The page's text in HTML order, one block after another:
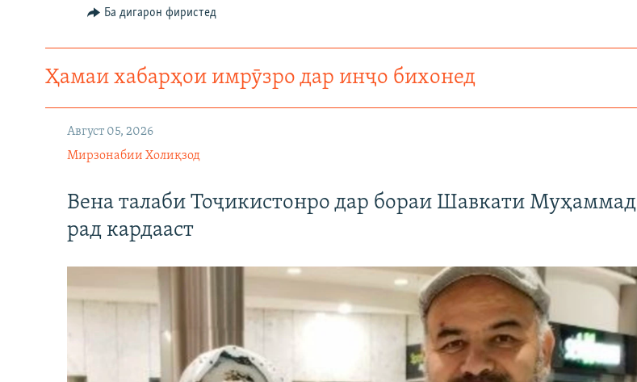
Ба дигарон фиристед
Ҳамаи хабарҳои имрӯзро дар инҷо бихонед
Август 05, 2026
Мирзонабии Холиқзод
Вена талаби Тоҷикистонро дар бораи Шавкати Муҳаммад
рад кардааст